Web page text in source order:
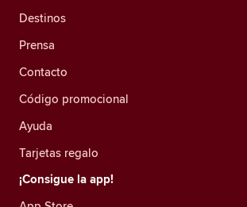
Destinos
Prensa
Contacto
Código promocional
Ayuda
Tarjetas regalo
¡Consigue la app!